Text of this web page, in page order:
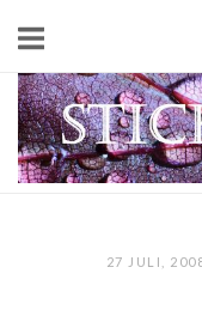
content
Home
27 JULI,